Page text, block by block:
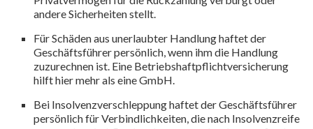
andere Sicherheiten stellt.
Für Schäden aus unerlaubter Handlung haftet der
Geschäftsführer persönlich, wenn ihm die Handlung
zuzurechnen ist. Eine Betriebshaftpflichtversicherung
hilft hier mehr als eine GmbH.
Bei Insolvenzverschleppung haftet der Geschäftsführer
persönlich für Verbindlichkeiten, die nach Insolvenzreife